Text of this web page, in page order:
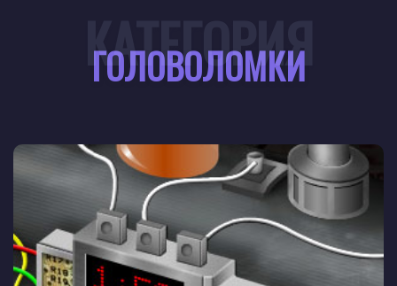
ГОЛОВОЛОМКИ
КАТЕГОРИЯ